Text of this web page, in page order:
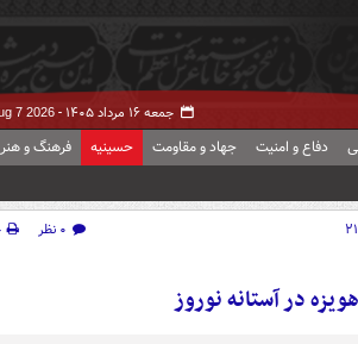
جمعه ۱۶ مرداد ۱۴۰۵ - 7 2026
دفاع و امنیت جهاد و مقاومت حسینیه فرهنگ و هنر
۰ نظر
در آستانه نوروز